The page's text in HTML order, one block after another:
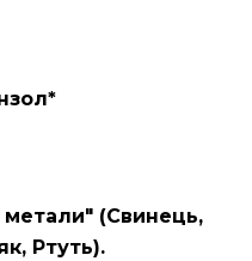
метали" (Свинець,
Ртуть).